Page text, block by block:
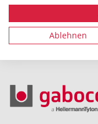
Ablehnen